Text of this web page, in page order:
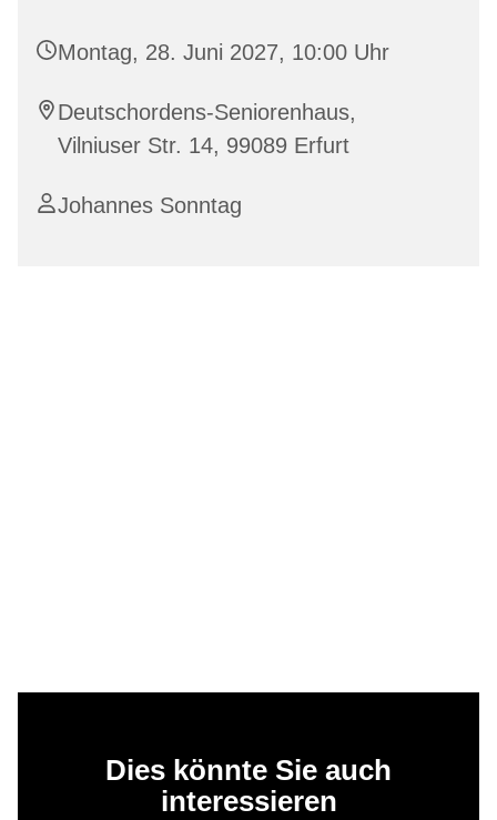
Montag, 28. Juni 2027, 10:00 Uhr
Deutschordens-Seniorenhaus,
Vilniuser Str. 14, 99089 Erfurt
Johannes Sonntag
Dies könnte Sie auch
interessieren